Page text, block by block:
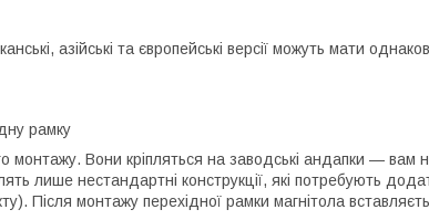
азійські та європейські версії можуть мати
рамку
монтажу. Вони кріпляться на заводські андапки — вам
лише нестандартні конструкції, які потребують
Після монтажу перехідної рамки магнітола